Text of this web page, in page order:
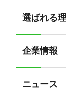
選ばれる
企業情報
ニュース